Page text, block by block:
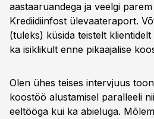
aastaaruandega ja veelgi
Krediidiinfost ülevaateraport.
(tuleks) küsida teistelt
ka isiklikult enne pikaajalise
Olen ühes teises intervjuus
koostöö alustamisel paralleeli
eeltööga kui ka abieluga.